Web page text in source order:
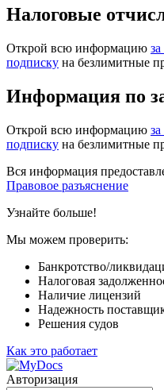
Налоговые
Открой всю информацию
подписку на безлимитные
Информация по
Открой всю информацию
подписку на безлимитные
Вся информация
Правовое разъяснение
Узнайте больше!
Мы можем проверить:
Банкротство/
Налоговая
Наличие лицензий
Надежность
Решения судов
Как это работает
Авторизация